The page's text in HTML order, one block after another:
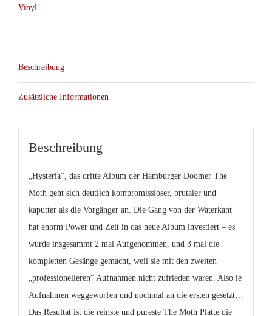
Vinyl
Beschreibung
Zusätzliche Informationen
Beschreibung
„Hysteria“, das dritte Album der Hamburger Doomer The
Moth geht sich deutlich kompromissloser, brutaler und
kaputter als die Vorgänger an. Die Gang von der Waterkant
hat enorm Power und Zeit in das neue Album investiert – es
wurde insgesammt 2 mal Aufgenommen, und 3 mal die
kompletten Gesänge gemacht, weil sie mit den zweiten
„professionelleren“ Aufnahmen nicht zufrieden waren. Also ie
Aufnahmen weggeworfen und nochmal an die ersten gesetzt…
Das Resultat ist die reinste und pureste The Moth Platte die